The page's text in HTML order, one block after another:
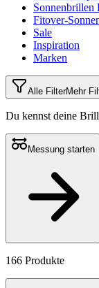
Sonnenbrillen
Fitover-
Sale
Inspiration
Marken
Alle FilterMehr
Du kennst deine
Messung starten
166 Produkte